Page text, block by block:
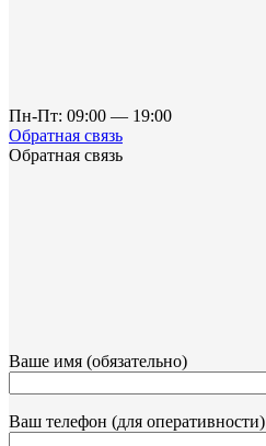
Пн-Пт: 09:00 — 19:00
Обратная связь
Обратная связь
Ваше имя (обязательно)
Ваш телефон (для оперативности)